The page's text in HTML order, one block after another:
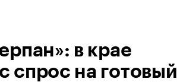
в крае
спрос на готовый